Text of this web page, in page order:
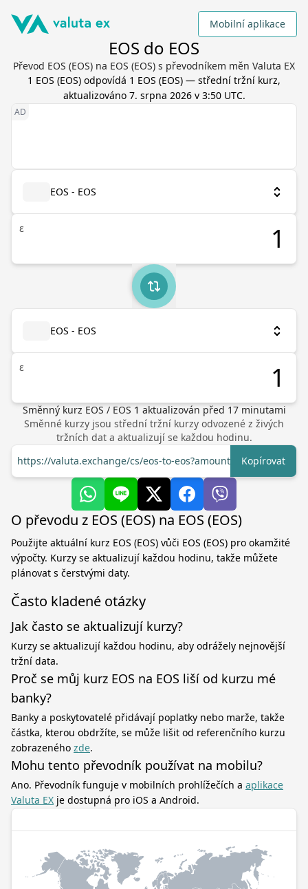
Mobilní aplikace
EOS do EOS
Převod EOS (EOS) na EOS (EOS) s převodníkem měn Valuta EX
1 EOS (EOS) odpovídá 1 EOS (EOS) — střední tržní kurz,
aktualizováno 7. srpna 2026 v 3:50 UTC.
EOS - EOS
ε
EOS - EOS
ε
Směnný kurz EOS / EOS 1 aktualizován před 17minutami
Směnné kurzy jsou střední tržní kurzy odvozené z živých
tržních dat a aktualizují se každou hodinu.
https://valuta.exchange/cs/eos-to-eos?amount=1 Kopírovat
O převodu z EOS (EOS) na EOS (EOS)
Použijte aktuální kurz EOS (EOS) vůči EOS (EOS) pro okamžité
výpočty. Kurzy se aktualizují každou hodinu, takže můžete
plánovat s čerstvými daty.
Často kladené otázky
Jak často se aktualizují kurzy?
Kurzy se aktualizují každou hodinu, aby odrážely nejnovější
tržní data.
Proč se můj kurz EOS na EOS liší od kurzu mé
banky?
Banky a poskytovatelé přidávají poplatky nebo marže, takže
částka, kterou obdržíte, se může lišit od referenčního kurzu
zobrazeného zde.
Mohu tento převodník používat na mobilu?
Ano. Převodník funguje v mobilních prohlížečích a aplikace
Valuta EX je dostupná pro iOS a Android.